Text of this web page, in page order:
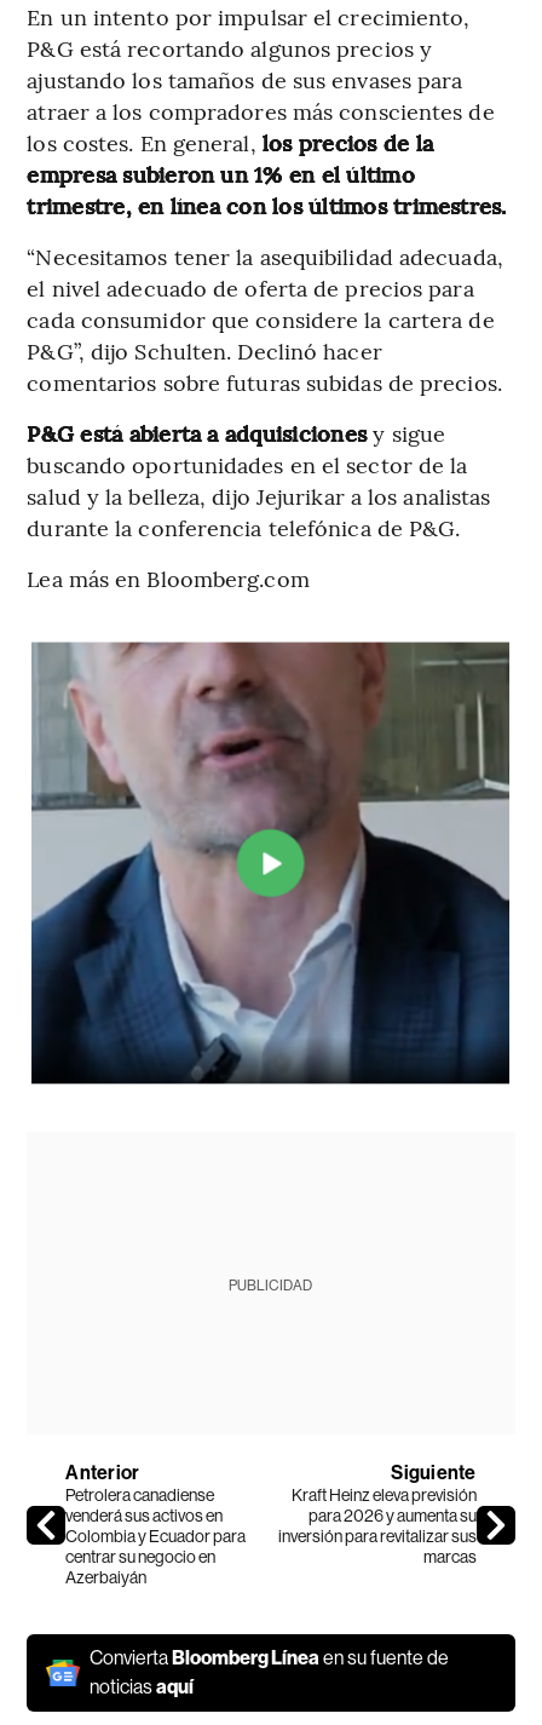
En un intento por impulsar el crecimiento,
P&G está recortando algunos precios y
ajustando los tamaños de sus envases para
atraer a los compradores más conscientes de
los costes. En general, los precios de la
empresa subieron un 1% en el último
trimestre, en línea con los últimos trimestres.
“Necesitamos tener la asequibilidad adecuada,
el nivel adecuado de oferta de precios para
cada consumidor que considere la cartera de
P&G”, dijo Schulten. Declinó hacer
comentarios sobre futuras subidas de precios.
P&G está abierta a adquisicionesy sigue
buscando oportunidades en el sector de la
salud y la belleza, dijo Jejurikar a los analistas
durante la conferencia telefónica de P&G.
Lea más en Bloomberg.com
PUBLICIDAD
Anterior
Petrolera canadiense
venderá sus activos en
Colombia y Ecuador para
centrar su negocio en
Azerbaiyán
Siguiente
Kraft Heinz eleva previsión
para 2026 y aumenta su
inversión para revitalizar sus
marcas
ConviertaBloomberg Líneaen su fuente de
noticiasaquí